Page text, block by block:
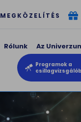
MEGKÖZELÍTÉS
Rólunk Az
Programok a